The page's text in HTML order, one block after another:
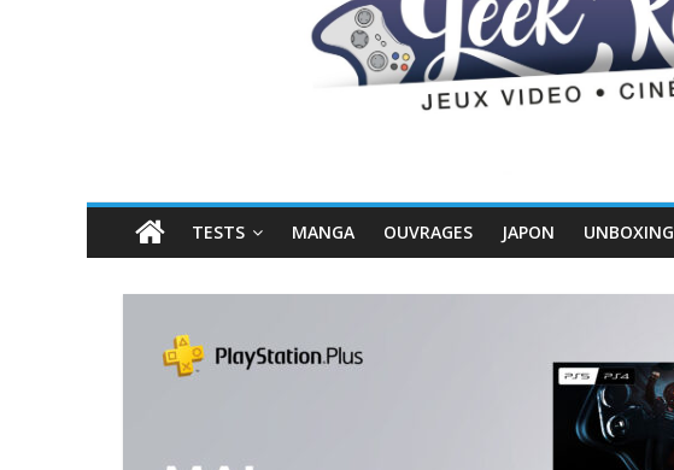
TESTS MANGA OUVRAGES JAPON UNBOXING